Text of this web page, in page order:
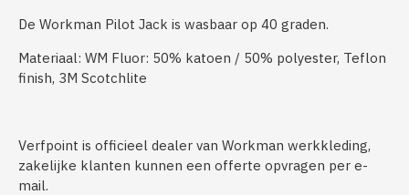
De Workman Pilot Jack is wasbaar op 40 graden.
Materiaal: WM Fluor: 50% katoen / 50% polyester, Teflon
finish, 3M Scotchlite
Verfpoint is officieel dealer van Workman werkkleding,
zakelijke klanten kunnen een offerte opvragen per e-
mail.